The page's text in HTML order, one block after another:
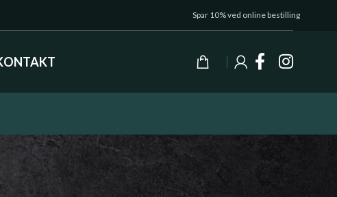
Spar 10% ved online bestilling